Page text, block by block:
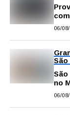
06/
São
São
no
06/